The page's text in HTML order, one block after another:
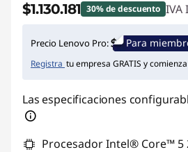
$1.130.181 30% de descuento IVA
Ahorros instantáneos :-
Precio Lenovo Pro: Para
Registra tu empresa GRATIS y
Las especificaciones
Procesador Intel® Core™ 5